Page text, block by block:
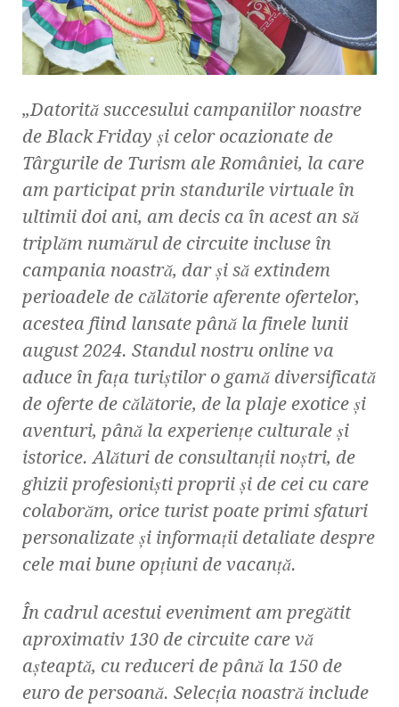
„Datorită succesului campaniilor noastre
de Black Friday și celor ocazionate de
Târgurile de Turism ale României, la care
am participat prin standurile virtuale în
ultimii doi ani, am decis ca în acest an să
triplăm numărul de circuite incluse în
campania noastră, dar și să extindem
perioadele de călătorie aferente ofertelor,
acestea fiind lansate până la finele lunii
august 2024. Standul nostru online va
aduce în fața turiștilor o gamă diversificată
de oferte de călătorie, de la plaje exotice și
aventuri, până la experiențe culturale și
istorice. Alături de consultanții noștri, de
ghizii profesioniști proprii și de cei cu care
colaborăm, orice turist poate primi sfaturi
personalizate și informații detaliate despre
cele mai bune opțiuni de vacanță.
În cadrul acestui eveniment am pregătit
aproximativ 130 de circuite care vă
așteaptă, cu reduceri de până la 150 de
euro de persoană. Selecția noastră include